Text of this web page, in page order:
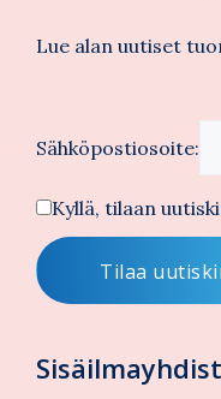
Lue alan uutiset
Sähköpostiosoite:
Kyllä, tilaan